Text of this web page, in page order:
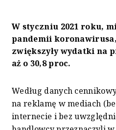
W styczniu 2021 roku,
pandemii
zwiększyły wydatki na
aż o 30,8 proc.
Według danych
na reklamę w mediach
internecie i bez